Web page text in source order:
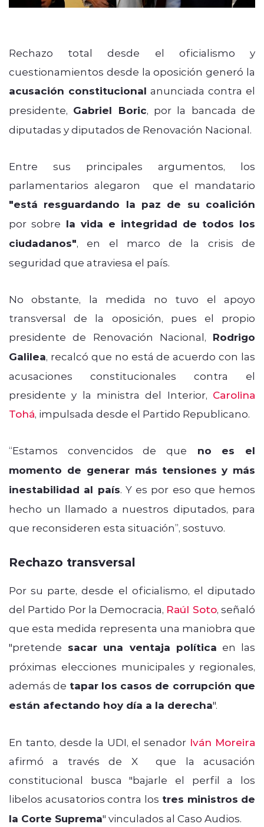
Rechazo total desde el oficialismo y
cuestionamientos desde la oposición generó la
acusación constitucional anunciada contra el
presidente, Gabriel Boric, por la bancada de
diputadas y diputados de Renovación Nacional.
Entre sus principales argumentos, los
parlamentarios alegaron que el mandatario
"está resguardando la paz de su coalición
por sobre la vida e integridad de todos los
ciudadanos", en el marco de la crisis de
seguridad que atraviesa el país.
No obstante, la medida no tuvo el apoyo
transversal de la oposición, pues el propio
presidente de Renovación Nacional, Rodrigo
Galilea, recalcó que no está de acuerdo con las
acusaciones constitucionales contra el
presidente y la ministra del Interior, Carolina
Tohá, impulsada desde el Partido Republicano.
“Estamos convencidos de que no es el
momento de generar más tensiones y más
inestabilidad al país. Y es por eso que hemos
hecho un llamado a nuestros diputados, para
que reconsideren esta situación”, sostuvo.
Rechazo transversal
Por su parte, desde el oficialismo, el diputado
del Partido Por la Democracia, Raúl Soto, señaló
que esta medida representa una maniobra que
"pretende sacar una ventaja política en las
próximas elecciones municipales y regionales,
además de tapar los casos de corrupción que
están afectando hoy día a la derecha".
En tanto, desde la UDI, el senador Iván Moreira
afirmó a través de X que la acusación
constitucional busca "bajarle el perfil a los
libelos acusatorios contra los tres ministros de
la Corte Suprema" vinculados al Caso Audios.